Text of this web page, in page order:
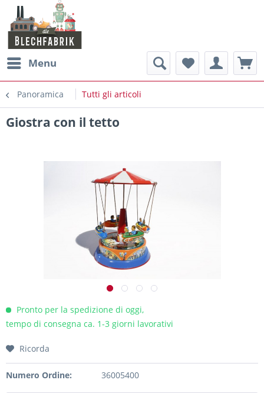
Menu
Panoramica Tutti gli articoli
Giostra con il tetto
Pronto per la spedizione di oggi,
tempo di consegna ca. 1-3 giorni lavorativi
Ricorda
Numero Ordine: 36005400